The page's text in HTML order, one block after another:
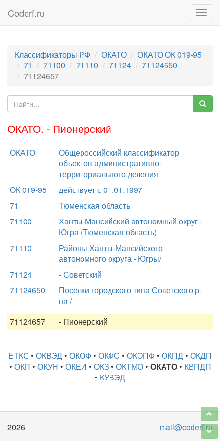
Coderf.ru
Классификаторы РФ ОКАТО
ОКАТО ОК 019-95
71
71100 71110 71124
71124650
71124657
ОКАТО. - Пионерский
ОКАТО
Общероссийский классификатор
объектов административно-
территориального деления
ОК 019-95
действует с 01.01.1997
71
Тюменская область
71100
Ханты-Мансийский автономный округ -
Югра (Тюменская область)
71110
Районы Ханты-Мансийского
автономного округа - Югры/
71124
- Советский
71124650
Поселки городского типа Советского р-
на /
71124657
- Пионерский
ЕТКС • ОКВЭД • ОКОФ • ОКФС • ОКОПФ • ОКПД • ОКДП
• ОКП • ОКУН • ОКЕИ • ОКЗ • ОКТМО• ОКАТО• КВПДП
• КУВЭД
2026 mail@coderf.ru